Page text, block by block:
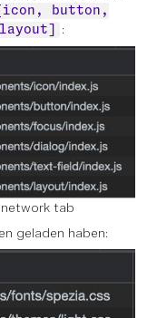
[icon, button,
:
tab
geladen haben: